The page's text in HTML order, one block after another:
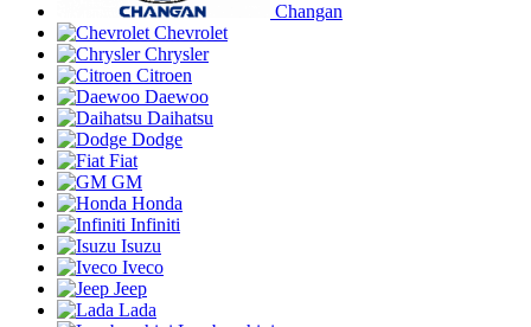
Changan
Chevrolet
Chrysler
Citroen
Daewoo
Daihatsu
Dodge
Fiat
GM
Honda
Infiniti
Isuzu
Iveco
Jeep
Lada